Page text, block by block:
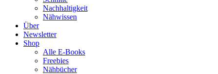
Nachhaltigkeit
Nähwissen
Über
Newsletter
Shop
Alle E-Books
Freebies
Nähbücher